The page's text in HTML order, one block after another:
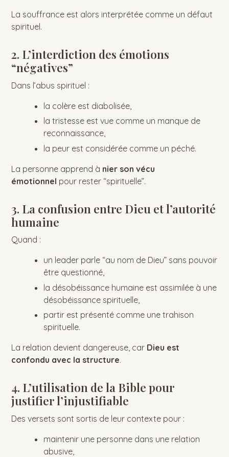
La souffrance est alors interprétée comme un défaut
spirituel.
2. L’interdiction des émotions
“négatives”
Dans l’abus spirituel :
la colère est diabolisée,
la tristesse est vue comme un manque de
reconnaissance,
la peur est considérée comme un péché.
La personne apprend à nier son vécu
émotionnel pour rester “spirituelle”.
3. La confusion entre Dieu et l’autorité
humaine
Quand :
un leader parle “au nom de Dieu” sans pouvoir
être questionné,
la désobéissance humaine est assimilée à une
désobéissance spirituelle,
partir est présenté comme une trahison
spirituelle.
La relation devient dangereuse, car Dieu est
confondu avec la structure.
4. L’utilisation de la Bible pour
justifier l’injustifiable
Des versets sont sortis de leur contexte pour :
maintenir une personne dans une relation
abusive,